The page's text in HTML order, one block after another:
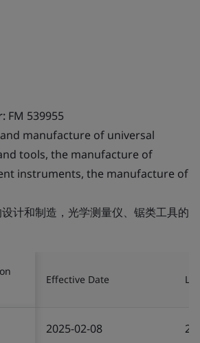
FM 539955
manufacture of universal
tools, the manufacture of
instruments, the manufacture of
计和制造，光学测量仪、锯类工具的
Effective Date
2025-02-08